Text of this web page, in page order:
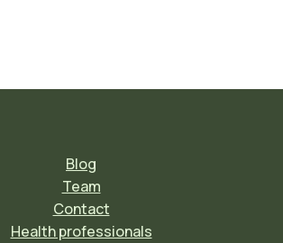
Blog
Team
Contact
Health professionals